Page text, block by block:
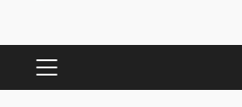
PRIMARY